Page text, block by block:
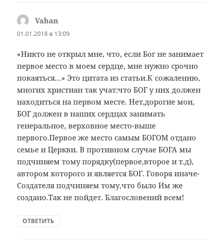
Vahan
01.01.2018 в 13:09
«Никто не открыл мне, что, если Бог не занимает
первое место в моем сердце, мне нужно срочно
покаяться…» Это цитата из статьи.К сожалению,
многих христиан так учат:что БОГ у них должен
находиться на первом месте. Нет,дорогие мои,
БОГ должен в наших сердцах занимать
генеральное, верховное место-выше
первого.Первое же место самым БОГОМ отдано
семье и Церкви. В противном случае БОГА мы
подчиняем тому порядку(первое,второе и т.д),
автором которого и является БОГ. Говоря иначе-
Создателя подчиняем тому,что было Им же
создано.Так не пойдет. Благословений всем!
ОТВЕТИТЬ